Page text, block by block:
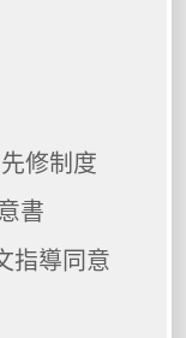
修制度
書
指導同意